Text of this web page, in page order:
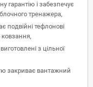
гарантію і забезпечує
тренажера,
подвійні тефлонові
з цільної
закриває вантажний